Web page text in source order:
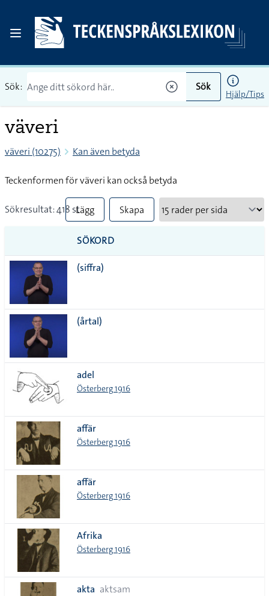
Sök: Sök
Hjälp/Tips
väveri
väveri (10275) Kan även betyda
Teckenformen för väveri kan också betyda
Sökresultat: 418 stLägg
till
alla i
Skapa
SÖKORD
(siffra)
(årtal)
adel
Österberg 1916
affär
Österberg 1916
affär
Österberg 1916
Afrika
Österberg 1916
akta aktsam